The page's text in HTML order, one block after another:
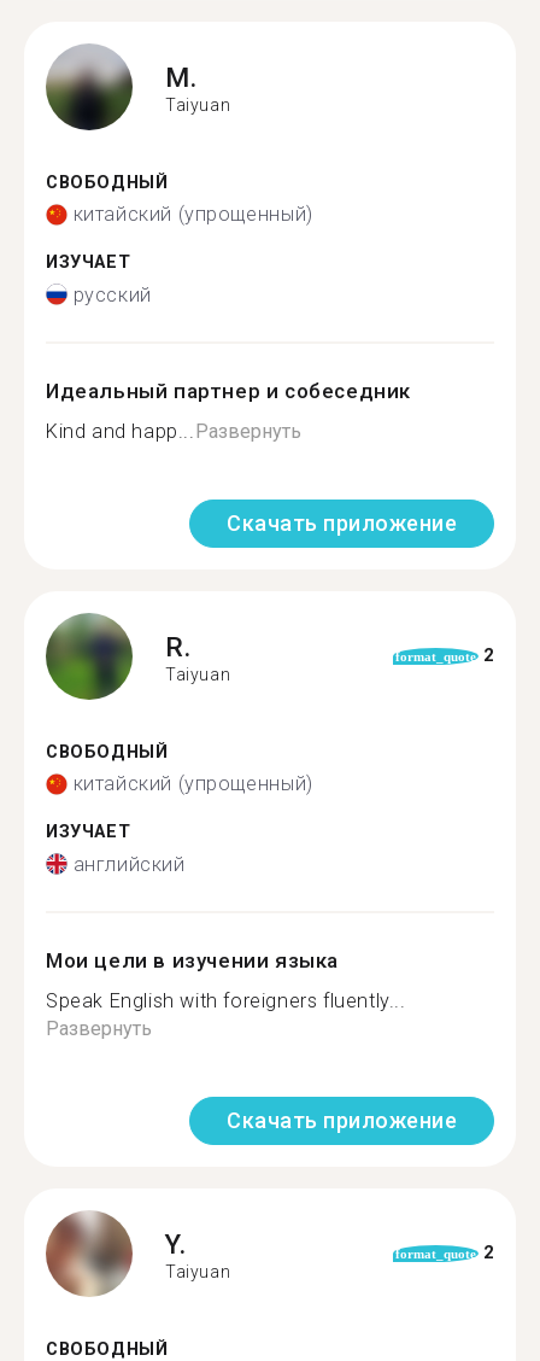
M.
Taiyuan
СВОБОДНЫЙ
китайский (упрощенный)
ИЗУЧАЕТ
русский
Идеальный партнер и собеседник
Kind and happ... Развернуть
Скачать приложение
R.
Taiyuan
format_quote 2
СВОБОДНЫЙ
китайский (упрощенный)
ИЗУЧАЕТ
английский
Мои цели в изучении языка
Speak English with foreigners fluently...
Развернуть
Скачать приложение
Y.
Taiyuan
format_quote 2
СВОБОДНЫЙ